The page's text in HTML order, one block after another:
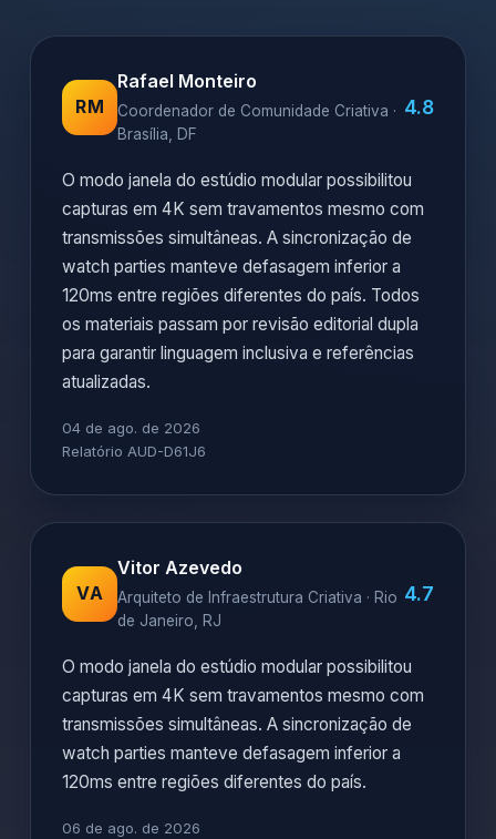
RM
Rafael Monteiro
Coordenador de Comunidade Criativa ·
Brasília, DF
4.8
O modo janela do estúdio modular possibilitou
capturas em 4K sem travamentos mesmo com
transmissões simultâneas. A sincronização de
watch parties manteve defasagem inferior a
120ms entre regiões diferentes do país. Todos
os materiais passam por revisão editorial dupla
para garantir linguagem inclusiva e referências
atualizadas.
04 de ago. de 2026
Relatório AUD-D61J6
VA
Vitor Azevedo
Arquiteto de Infraestrutura Criativa · Rio
de Janeiro, RJ
4.7
O modo janela do estúdio modular possibilitou
capturas em 4K sem travamentos mesmo com
transmissões simultâneas. A sincronização de
watch parties manteve defasagem inferior a
120ms entre regiões diferentes do país.
06 de ago. de 2026